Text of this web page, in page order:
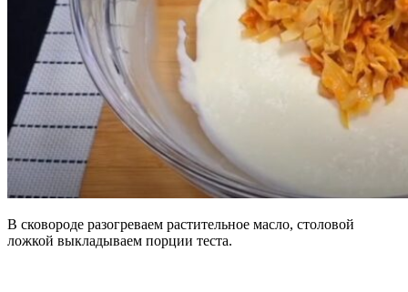
В сковороде разогреваем растительное масло, столовой
ложкой выкладываем порции теста.